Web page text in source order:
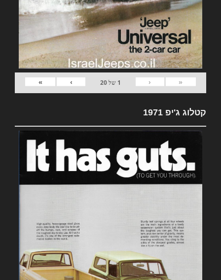
«
‹
1 של20
›
»
קטלוג ג'יפ 1971